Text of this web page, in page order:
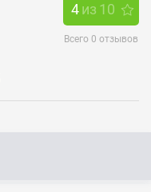
4из 10
Всего 0 отзывов